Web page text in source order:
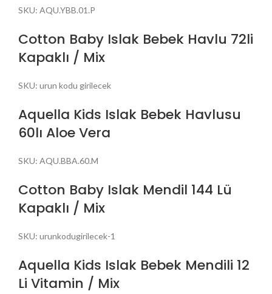
SKU: AQU.YBB.01.P
Cotton Baby Islak Bebek Havlu 72li
Kapaklı / Mix
SKU: urun kodu girilecek
Aquella Kids Islak Bebek Havlusu
60lı Aloe Vera
SKU: AQU.BBA.60.M
Cotton Baby Islak Mendil 144 Lü
Kapaklı / Mix
SKU: urunkodugirilecek-1
Aquella Kids Islak Bebek Mendili 12
Li Vitamin / Mix